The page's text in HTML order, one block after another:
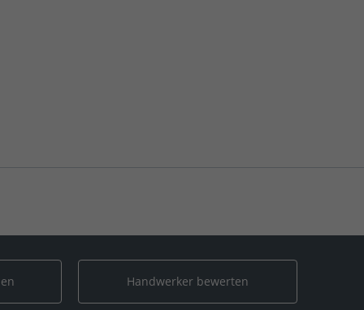
Handwerker bewerten